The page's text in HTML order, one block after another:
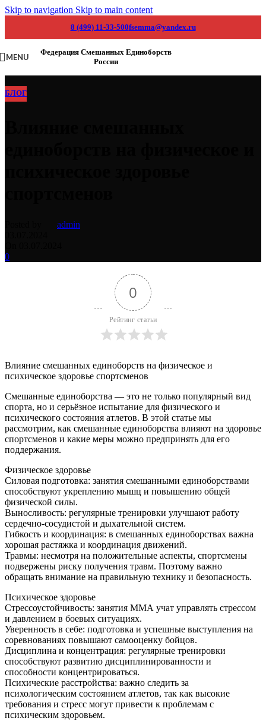
Skip to navigation Skip to main content
8 (499) 11-33-500fsemma@yandex.ru
MENU
Федерация Смешанных Единоборств
России
БЛОГ
admin
0
0
Рейтинг статьи
Влияние смешанных единоборств на физическое и
психическое здоровье спортсменов
Смешанные единоборства — это не только популярный вид
спорта, но и серьёзное испытание для физического и
психического состояния атлетов. В этой статье мы
рассмотрим, как смешанные единоборства влияют на здоровье
спортсменов и какие меры можно предпринять для его
поддержания.
Физическое здоровье
Силовая подготовка: занятия смешанными единоборствами
способствуют укреплению мышц и повышению общей
физической силы.
Выносливость: регулярные тренировки улучшают работу
сердечно-сосудистой и дыхательной систем.
Гибкость и координация: в смешанных единоборствах важна
хорошая растяжка и координация движений.
Травмы: несмотря на положительные аспекты, спортсмены
подвержены риску получения травм. Поэтому важно
обращать внимание на правильную технику и безопасность.
Психическое здоровье
Стрессоустойчивость: занятия ММА учат управлять стрессом
и давлением в боевых ситуациях.
Уверенность в себе: подготовка и успешные выступления на
соревнованиях повышают самооценку бойцов.
Дисциплина и концентрация: регулярные тренировки
способствуют развитию дисциплинированности и
способности концентрироваться.
Психические расстройства: важно следить за
психологическим состоянием атлетов, так как высокие
требования и стресс могут привести к проблемам с
психическим здоровьем.